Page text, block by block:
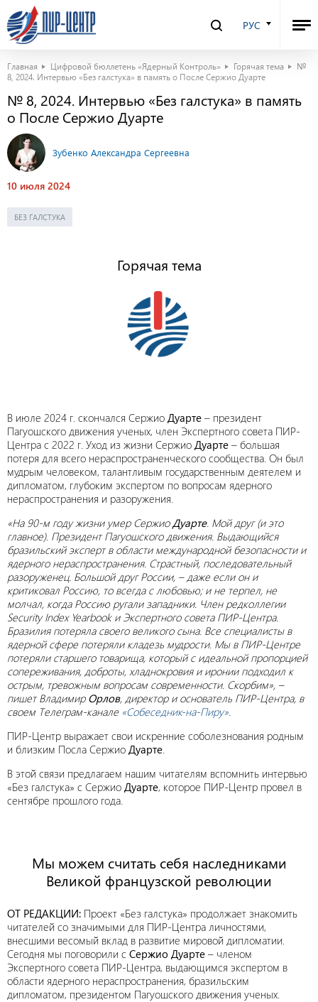
РУС
Главная Цифровой бюллетень «Ядерный Контроль» Горячая тема
№
8, 2024. Интервью «Без галстука» в память о После Сержио Дуарте
№ 8, 2024. Интервью «Без галстука» в память
о После Сержио Дуарте
Зубенко Александра Сергеевна
10 июля 2024
БЕЗ ГАЛСТУКА
Горячая тема
В июле 2024 г. скончался Сержио Дуарте – президент
Пагуошского движения ученых, член Экспертного совета ПИР-
Центра с 2022 г. Уход из жизни Сержио Дуарте – большая
потеря для всего нераспространенческого сообщества. Он был
мудрым человеком, талантливым государственным деятелем и
дипломатом, глубоким экспертом по вопросам ядерного
нераспространения и разоружения.
«На 90-м году жизни умер СержиоДуарте. Мой друг (и это
главное). Президент Пагуошского движения. Выдающийся
бразильский эксперт в области международной безопасности и
ядерного нераспространения. Страстный, последовательный
разоруженец. Большой друг России, – даже если он и
критиковал Россию, то всегда с любовью; и не терпел, не
молчал, когда Россию ругали западники. Член редколлегии
Security Index Yearbook и Экспертного совета ПИР-Центра.
Бразилия потеряла своего великого сына. Все специалисты в
ядерной сфере потеряли кладезь мудрости. Мы в ПИР-Центре
потеряли старшего товарища, который с идеальной пропорцией
сопереживания, доброты, хладнокровия и иронии подходил к
острым, тревожным вопросам современности. Скорбим», –
пишет Владимир Орлов, директор и основатель ПИР-Центра, в
своем Телеграм-канале «Собеседник-на-Пиру».
ПИР-Центр выражает свои искренние соболезнования родным
и близким Посла Сержио Дуарте.
В этой связи предлагаем нашим читателям вспомнить интервью
«Без галстука» с Сержио Дуарте, которое ПИР-Центр провел в
сентябре прошлого года.
Мы можем считать себя наследниками
Великой французской революции
ОТ РЕДАКЦИИ: Проект «Без галстука» продолжает знакомить
читателей со значимыми для ПИР-Центра личностями,
внесшими весомый вклад в развитие мировой дипломатии.
Сегодня мы поговорили с Сержио Дуарте – членом
Экспертного совета ПИР-Центра, выдающимся экспертом в
области ядерного нераспространения, бразильским
дипломатом, президентом Пагуошского движения ученых.